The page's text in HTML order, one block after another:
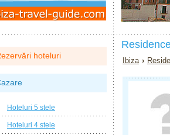
Ibiza ›
hoteluri
Hoteluri 5 stele
Hoteluri 4 stele